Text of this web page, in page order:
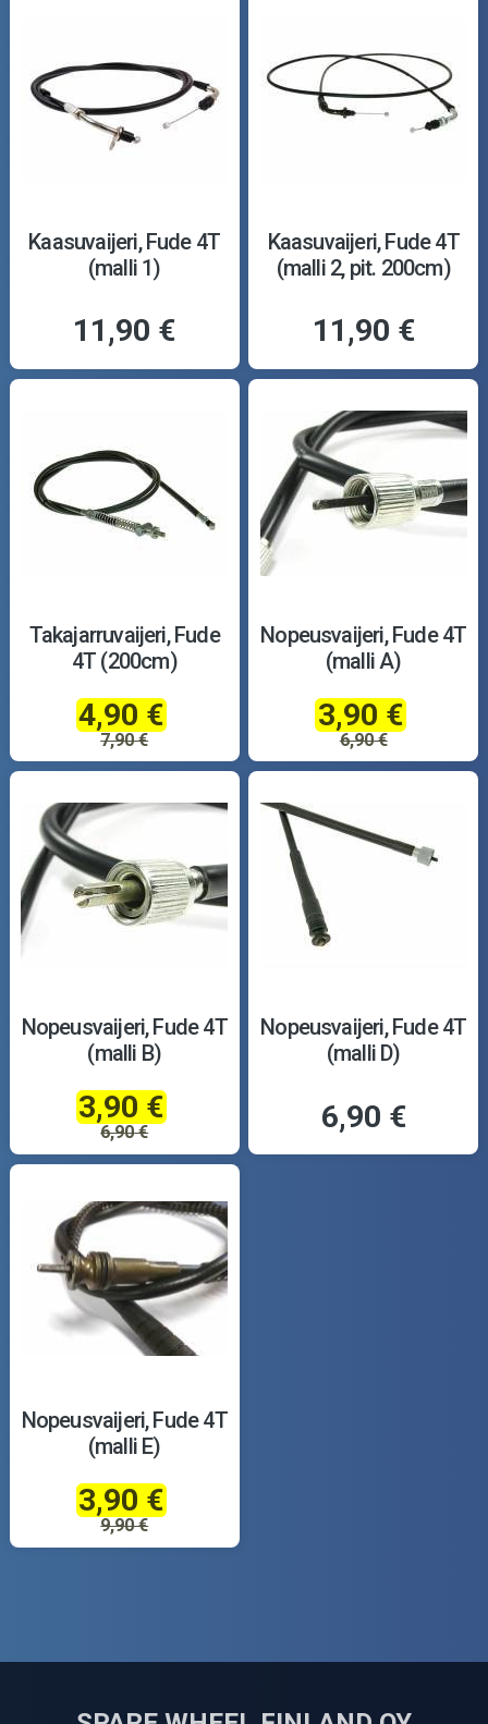
Kaasuvaijeri, Fude 4T
(malli 1)
11,90 €
Kaasuvaijeri, Fude 4T
(malli 2, pit. 200cm)
11,90 €
Takajarruvaijeri, Fude
4T (200cm)
4,90 €
7,90 €
Nopeusvaijeri, Fude 4T
(malli A)
3,90 €
6,90 €
Nopeusvaijeri, Fude 4T
(malli B)
3,90 €
6,90 €
Nopeusvaijeri, Fude 4T
(malli D)
6,90 €
Nopeusvaijeri, Fude 4T
(malli E)
3,90 €
9,90 €